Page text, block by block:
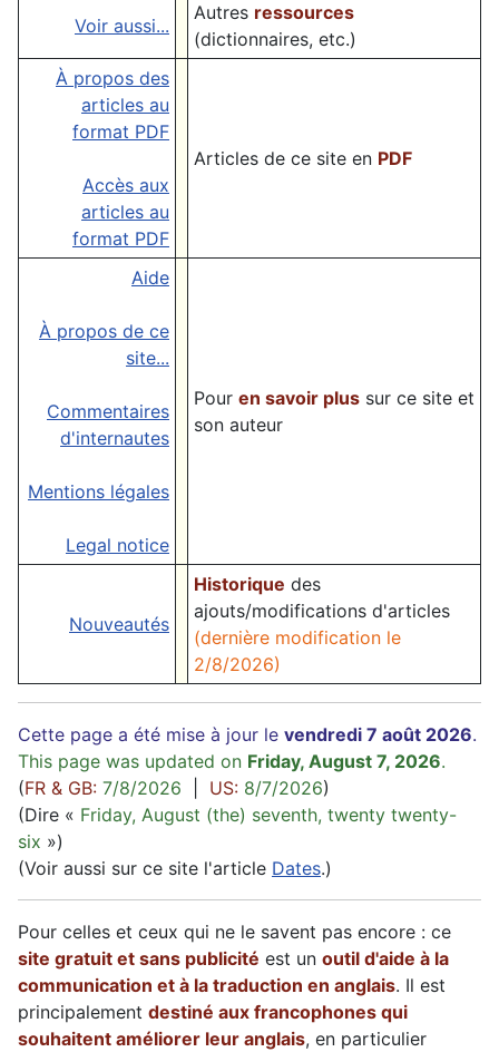
Voir aussi...
Autres ressources
(dictionnaires, etc.)
À propos des
articles au
format PDF
Accès aux
articles au
format PDF
Articles de ce site en PDF
Aide
À propos de ce
site...
Commentaires
d'internautes
Mentions légales
Legal notice
Pour en savoir plus sur ce site et
son auteur
Nouveautés
Historique des
ajouts/modifications d'articles
(dernière modification le
2/8/2026)
Cette page a été mise à jour le vendredi 7 août 2026.
This page was updated on Friday, August 7, 2026.
(FR & GB: 7/8/2026 US: 8/7/2026)
(Dire « Friday, August (the) seventh, twenty twenty-
six »)
(Voir aussi sur ce site l'article Dates.)
Pour celles et ceux qui ne le savent pas encore : ce
site gratuit et sans publicité est un outil d'aide à la
communication et à la traduction en anglais. Il est
principalement destiné aux francophones qui
souhaitent améliorer leur anglais, en particulier